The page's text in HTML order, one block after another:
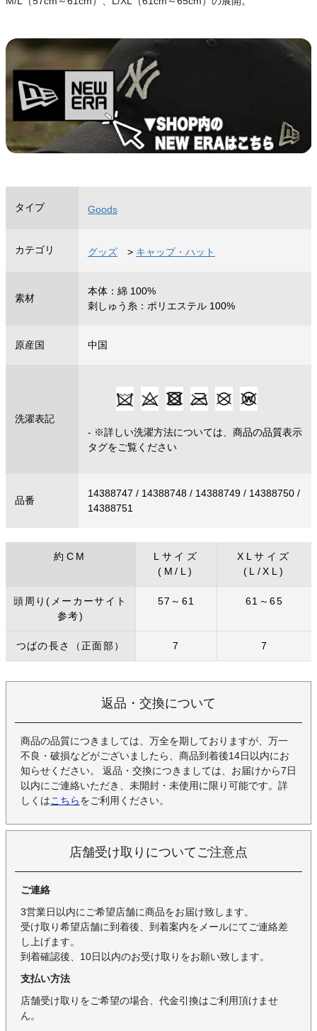
タイプ Goods
カテゴリ グッズ > キャップ・ハット
素材
本体：綿 100%
刺しゅう糸：ポリエステル 100%
原産国 中国
洗濯表記
- ※詳しい洗濯方法については、商品の品質表示
タグをご覧ください
品番
14388747 / 14388748 / 14388749 / 14388750 /
14388751
約CM
Lサイズ
(M/L)
XLサイズ
(L/XL)
頭周り(メーカーサイト
参考)
57～61 61～65
つばの長さ（正面部） 7 7
返品・交換について
商品の品質につきましては、万全を期しておりますが、万一
不良・破損などがございましたら、商品到着後14日以内にお
知らせください。 返品・交換につきましては、お届けから7日
以内にご連絡いただき、未開封・未使用に限り可能です。詳
しくはこちらをご利用ください。
店舗受け取りについてご注意点
ご連絡
3営業日以内にご希望店舗に商品をお届け致します。
受け取り希望店舗に到着後、到着案内をメールにてご連絡差
し上げます。
到着確認後、10日以内のお受け取りをお願い致します。
支払い方法
店舗受け取りをご希望の場合、代金引換はご利用頂けませ
ん。